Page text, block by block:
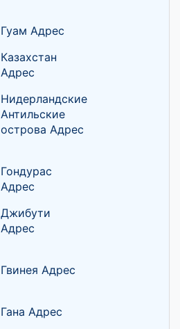
Гуам Адрес
Казахстан
Адрес
Нидерландские
Антильские
острова Адрес
Гондурас
Адрес
Джибути
Адрес
Гвинея Адрес
Гана Адрес